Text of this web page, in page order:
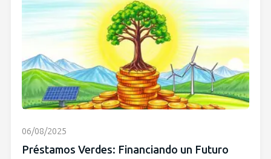
06/08/2025
Préstamos Verdes: Financiando un Futuro